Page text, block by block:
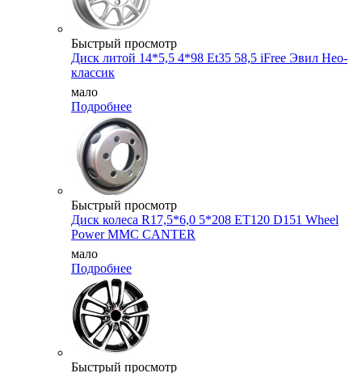
Быстрый просмотр
Диск литой 14*5,5 4*98 Et35 58,5 iFree Эвил Нео-
классик
мало
Подробнее
Быстрый просмотр
Диск колеса R17,5*6,0 5*208 ET120 D151 Wheel
Power MMC CANTER
мало
Подробнее
Быстрый просмотр